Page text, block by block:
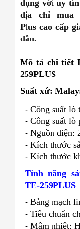
dụng với uy
địa chỉ mua
Plus cao cấp
dẫn.
Mô tả chi tiết
259PLUS
Suất xứ:
- Công suất lò
- Công suất lò
- Nguồn điện:
- Kích thước
- Kích thước
Tính năng
TE-259PLUS
- Bảng mạch
- Tiêu chuẩn
- Mâm nhiệt: